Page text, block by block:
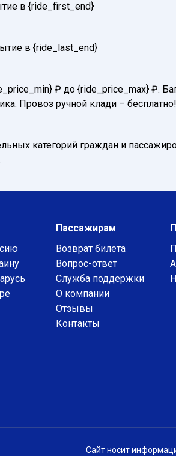
в {ride_first_end}
в {ride_last_end}
₽ до {ride_price_max} ₽.
Провоз ручной клади – бесплатно!
категорий граждан и
Пассажирам
Возврат билета
Вопрос-ответ
Служба поддержки
О компании
Отзывы
Контакты
Сайт носит